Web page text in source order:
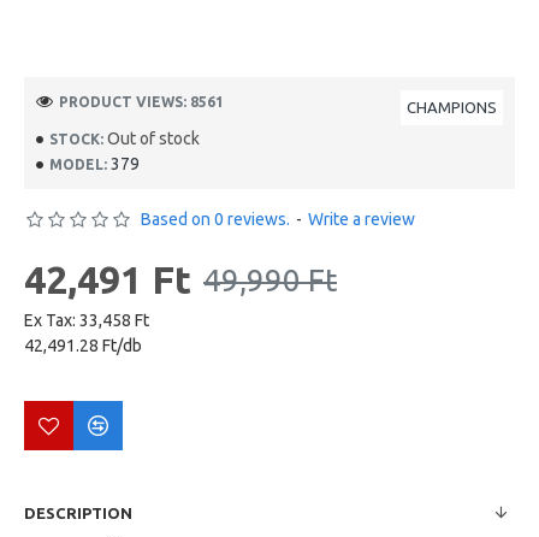
STOCK: Out of stock
MODEL: 379
CHAMPIONS
PRODUCT VIEWS: 8561
Based on 0 reviews. - Write a review
42,491 Ft 49,990 Ft
Ex Tax: 33,458 Ft
42,491.28 Ft/db
DESCRIPTION